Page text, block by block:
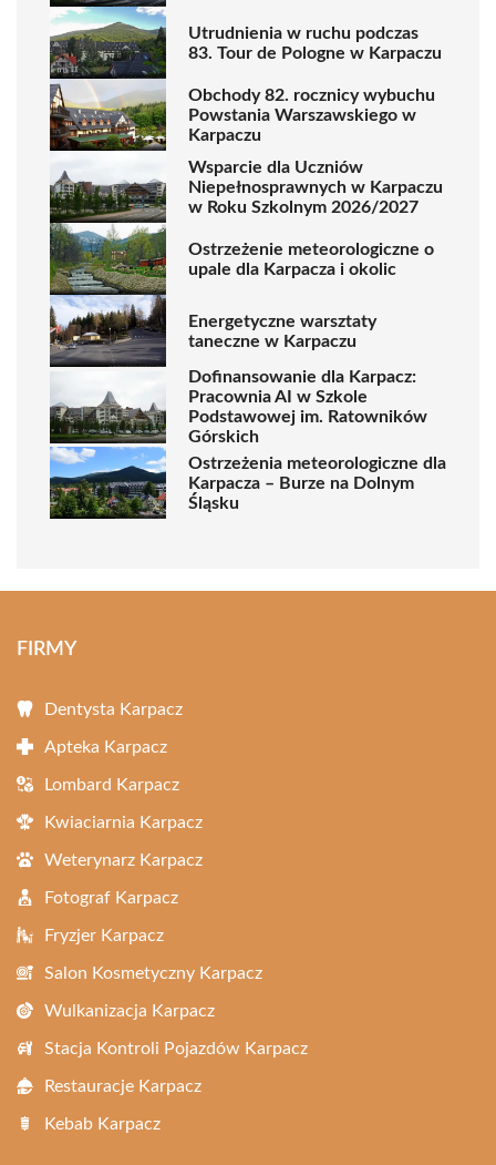
Utrudnienia w ruchu podczas
83. Tour de Pologne w Karpaczu
Obchody 82. rocznicy wybuchu
Powstania Warszawskiego w
Karpaczu
Wsparcie dla Uczniów
Niepełnosprawnych w Karpaczu
w Roku Szkolnym 2026/2027
Ostrzeżenie meteorologiczne o
upale dla Karpacza i okolic
Energetyczne warsztaty
taneczne w Karpaczu
Dofinansowanie dla Karpacz:
Pracownia AI w Szkole
Podstawowej im. Ratowników
Górskich
Ostrzeżenia meteorologiczne dla
Karpacza – Burze na Dolnym
Śląsku
FIRMY
Dentysta Karpacz
Apteka Karpacz
Lombard Karpacz
Kwiaciarnia Karpacz
Weterynarz Karpacz
Fotograf Karpacz
Fryzjer Karpacz
Salon Kosmetyczny Karpacz
Wulkanizacja Karpacz
Stacja Kontroli Pojazdów Karpacz
Restauracje Karpacz
Kebab Karpacz